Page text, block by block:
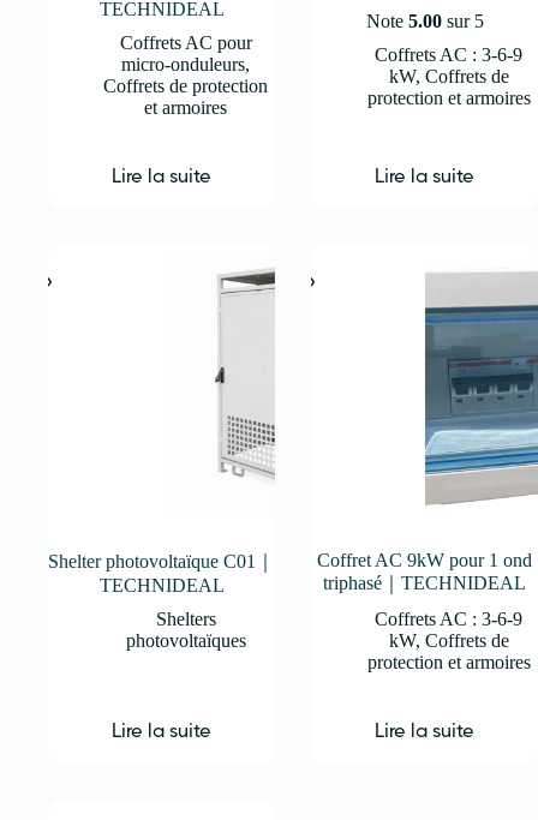
TECHNIDEAL
Coffrets AC pour
micro-onduleurs,
Coffrets de protection
et armoires
Lire la suite
Note 5.00sur 5
Coffrets AC : 3-6-9
kW, Coffrets de
protection et armoires
Lire la suite
Shelter photovoltaïque C01｜
TECHNIDEAL
Shelters
photovoltaïques
Lire la suite
Coffret AC 9kW pour 1 ond
triphasé｜TECHNIDEAL
Coffrets AC : 3-6-9
kW, Coffrets de
protection et armoires
Lire la suite